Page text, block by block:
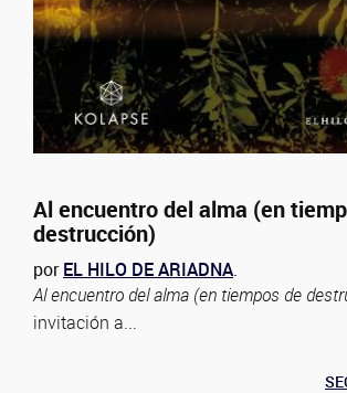
Al encuentro del alma (en
destrucción)
porEL HILO DE ARIADNA.
Al encuentro del alma (en tiempos de
invitación a...